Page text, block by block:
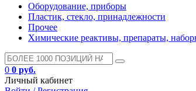
Оборудование, приборы
Пластик, стекло, принадлежности
Прочее
Химические реактивы, препараты,
0 0 руб.
Личный кабинет